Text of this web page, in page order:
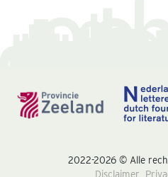
2022-2026 © Alle
Disclaimer